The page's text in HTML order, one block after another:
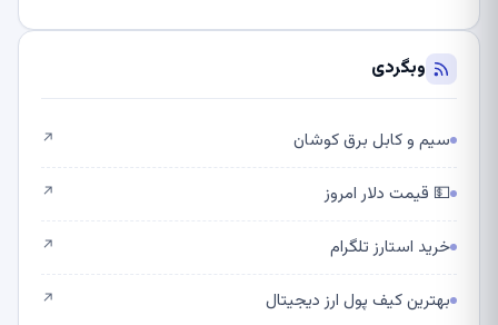
وبگردی
سیم و کابل برق کوشان
💵 قیمت دلار امروز
خرید استارز تلگرام
بهترین کیف پول ارز دیجیتال